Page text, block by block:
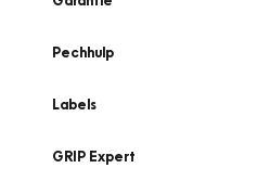
Pechhulp
Labels
GRIP Expert